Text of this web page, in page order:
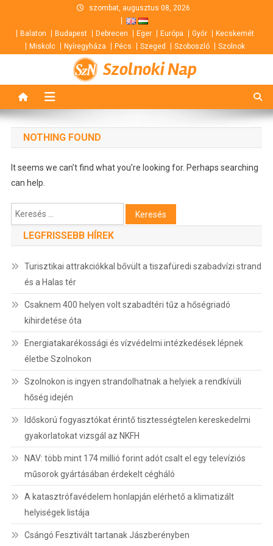
content
szombat, augusztus 08, 2026
Balaton Budapest Debrecen Eger Európa Győr
Kecskemét
Miskolc
Nyíregyháza Pécs Szeged Szoboszló Szolnok
Szolnoki Nap
NOTHING FOUND
It seems we can’t find what you’re looking for. Perhaps searching
can help.
Keresés:
LEGFRISSEBB HÍREK
Turisztikai attrakciókkal bővült a tiszafüredi szabadvízi strand
és a Halas tér
Csaknem 400 helyen volt szabadtéri tűz a hőségriadó
kihirdetése óta
Energiatakarékossági és vízvédelmi intézkedések lépnek
életbe Szolnokon
Szolnokon is ingyen strandolhatnak a helyiek a rendkívüli
hőség idején
Időskorú fogyasztókat érintő tisztességtelen kereskedelmi
gyakorlatokat vizsgál az NKFH
NAV: több mint 174 millió forint adót csalt el egy televíziós
műsorok gyártásában érdekelt cégháló
A katasztrófavédelem honlapján elérhető a klimatizált
helyiségek listája
Csángó Fesztivált tartanak Jászberényben